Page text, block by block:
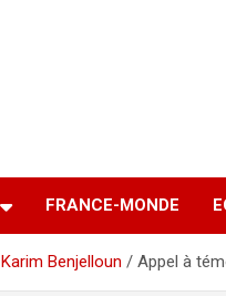
FRANCE-MONDE
Karim Benjelloun Appel à